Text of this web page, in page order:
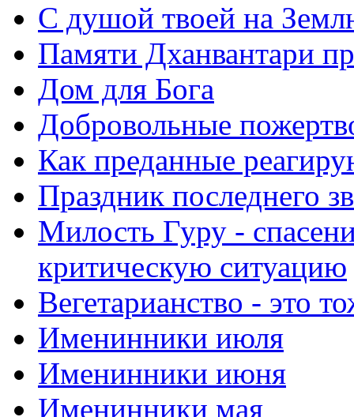
С душой твоей на
Памяти Дханвантари
Дом для Бога
Добровольные
Как преданные
Праздник последнего
Милость Гуру -
критическую ситуацию
Вегетарианство - это
Именинники июля
Именинники июня
Именинники мая